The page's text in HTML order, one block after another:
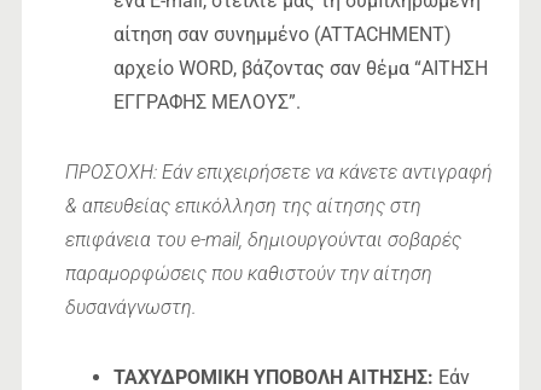
αίτηση σαν συνημμένο (ATTACHMENT)
αρχείο WORD, βάζοντας σαν θέμα “ΑΙΤΗΣΗ
ΕΓΓΡΑΦΗΣ ΜΕΛΟΥΣ”.
ΠΡΟΣΟΧΗ: Εάν επιχειρήσετε να κάνετε αντιγραφή
& απευθείας επικόλληση της αίτησης στη
επιφάνεια του e-mail, δημιουργούνται σοβαρές
παραμορφώσεις που καθιστούν την αίτηση
δυσανάγνωστη.
ΤΑΧΥΔΡΟΜΙΚΗ ΥΠΟΒΟΛΗ ΑΙΤΗΣΗΣ: Εάν